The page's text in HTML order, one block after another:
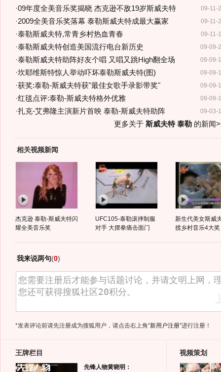
09-11-
·09年度全美音乐奖揭晓 杰克逊不敌19岁斯威夫特
09-11-
·2009全美音乐奖落幕 泰勒斯威夫特成最大赢家
09-11-
·泰勒斯威夫特,常青乡村热血青春
09-09-
·泰勒斯威夫特创造美国流行电台新历史
09-09-
·泰勒斯威夫特助阵好友个唱 又唱又跳High翻全场
09-09-
·坎耶维斯特惊人举动吓坏泰勒斯威夫特(图)
09-09-
·获奖:泰勒-斯威夫特获"最佳女歌手录影带奖"
09-09-
·红毯点评:泰勒-斯威夫特格外优雅
09-03-
·扎克-艾弗隆主演新片首映 泰勒-斯威夫特助阵
更多关于 斯威夫特 泰勒的新闻
相关视频新闻
杰克逊 泰勒-斯威夫特闪
耀全美音乐奖
UFC105-泰勒滚摔制服
对手 大摆拳痛击面门
新生代美女斯威
揽乡村音乐4大奖
我来说两句(0)
*发表评论前请先注册成为搜狐用户，请点击右上角“新用户注册”进行注册！
王牌栏目
先锋人物黄晓明：
视频策划